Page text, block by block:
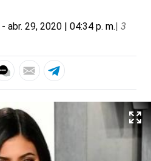
- abr. 29, 2020 | 04:34 p. m.| 3